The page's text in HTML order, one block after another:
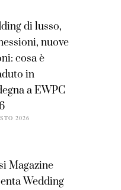
di lusso,
nuove
cosa è
in
a EWPC
2026
Magazine
Wedding